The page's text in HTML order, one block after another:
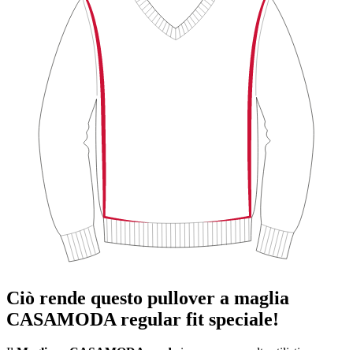
Ciò rende questo pullover a maglia
CASAMODA regular fit speciale!